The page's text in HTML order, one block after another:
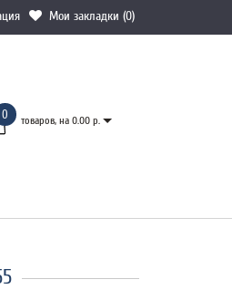
Мои закладки (0)
0 товаров, на 0.00 р.